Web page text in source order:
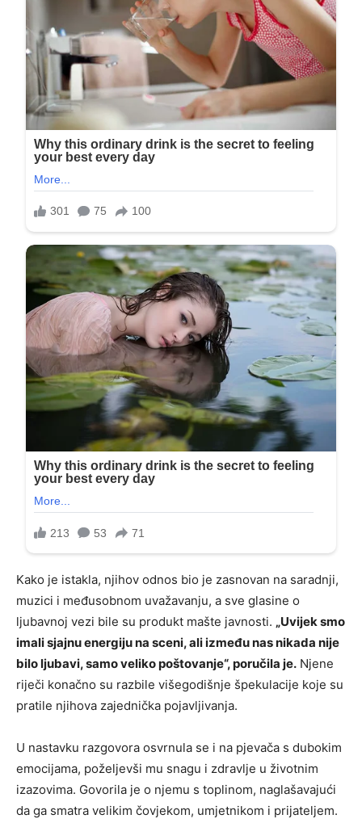
Kako je istakla, njihov odnos bio je zasnovan na saradnji,
muzici i međusobnom uvažavanju, a sve glasine o
ljubavnoj vezi bile su produkt mašte javnosti. „Uvijek smo
imali sjajnu energiju na sceni, ali između nas nikada nije
bilo ljubavi, samo veliko poštovanje“, poručila je. Njene
riječi konačno su razbile višegodišnje špekulacije koje su
pratile njihova zajednička pojavljivanja.
U nastavku razgovora osvrnula se i na pjevača s dubokim
emocijama, poželjevši mu snagu i zdravlje u životnim
izazovima. Govorila je o njemu s toplinom, naglašavajući
da ga smatra velikim čovjekom, umjetnikom i prijateljem.